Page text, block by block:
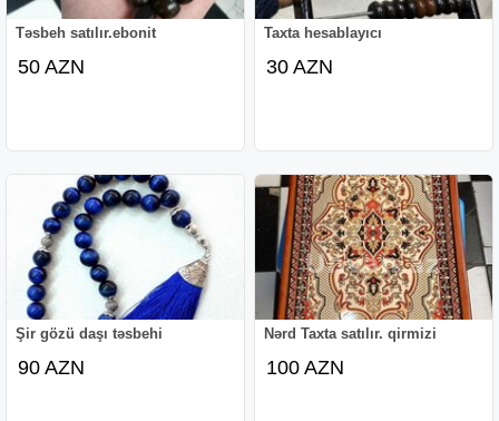
Təsbeh satılır.ebonit
50 AZN
Taxta hesablayıcı
30 AZN
Şir gözü daşı təsbehi
90 AZN
Nərd Taxta satılır. qirmizi
100 AZN